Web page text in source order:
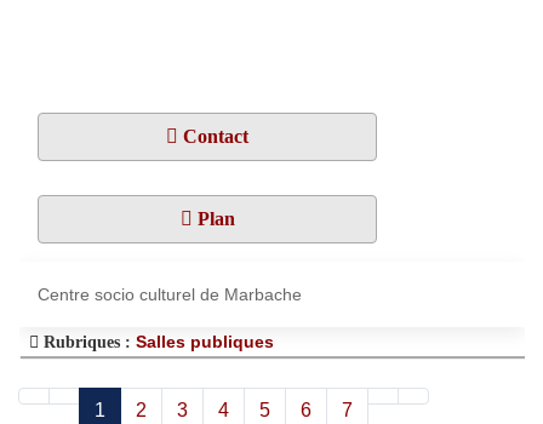
Contact
Plan
Centre socio culturel de Marbache
Rubriques : Salles publiques
1 2 3 4 5 6 7